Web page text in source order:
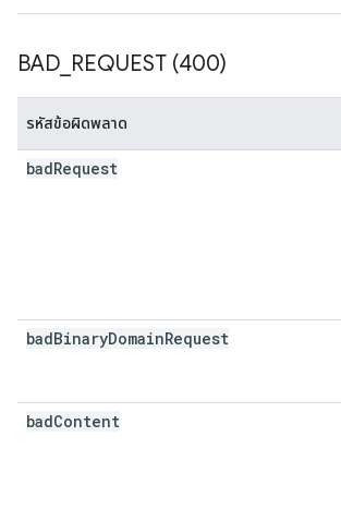
BAD REQUEST (400)
รหัสข้อผิดพลาด
badRequest
badBinaryDomainRequest
badContent